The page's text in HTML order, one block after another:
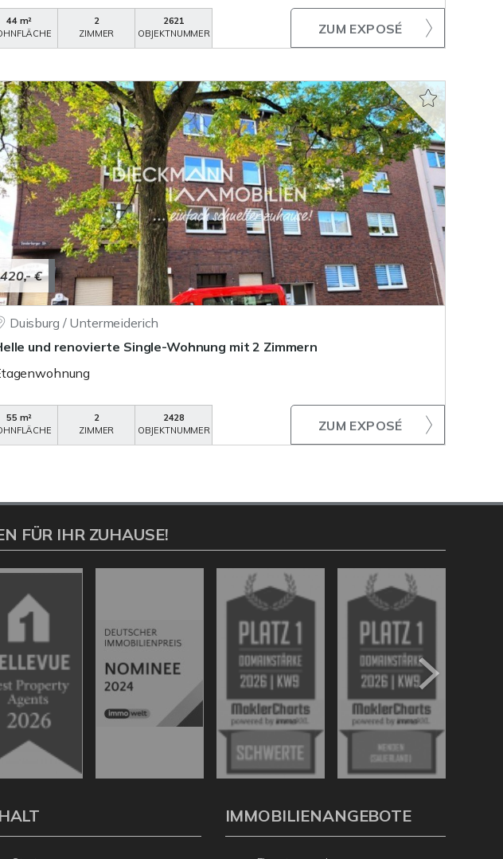
44 m²
2
ZIMMER
2621
OBJEKTNUMMER
ZUM EXPOSÉ
420,- €
Duisburg / Untermeiderich
und renovierte Single-Wohnung mit 2 Zimmern
55 m²
2
ZIMMER
2428
OBJEKTNUMMER
ZUM EXPOSÉ
FÜR IHR ZUHAUSE!
IMMOBILIENANGEBOTE